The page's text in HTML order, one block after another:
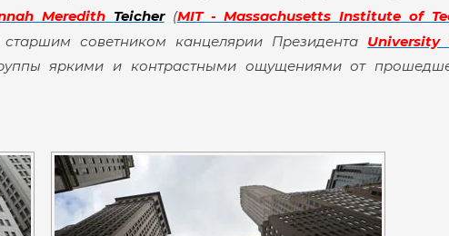
Meredith Teicher(MIT - Massachusetts Institute of
советником канцелярии Президента University
яркими и контрастными ощущениями от